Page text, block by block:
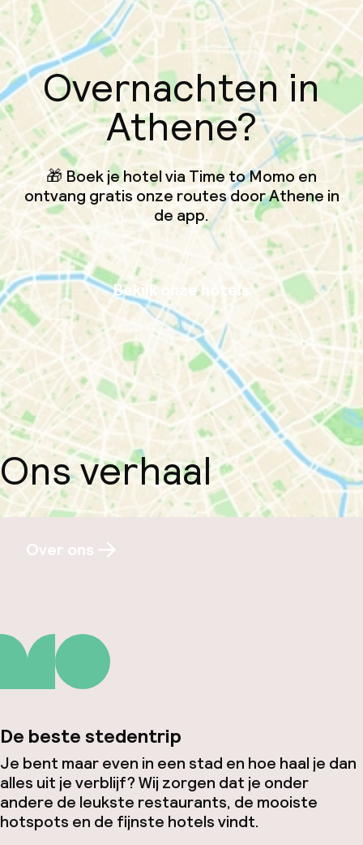
Overnachten in
Athene?
🎁 Boek je hotel via Time to Momo en
ontvang gratis onze routes door Athene in
de app.
Bekijk onze hotels
Ons verhaal
Over ons
De beste stedentrip
Je bent maar even in een stad en hoe haal je dan
alles uit je verblijf? Wij zorgen dat je onder
andere de leukste restaurants, de mooiste
hotspots en de fijnste hotels vindt.